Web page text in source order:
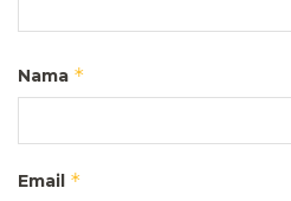
Nama *
Email *